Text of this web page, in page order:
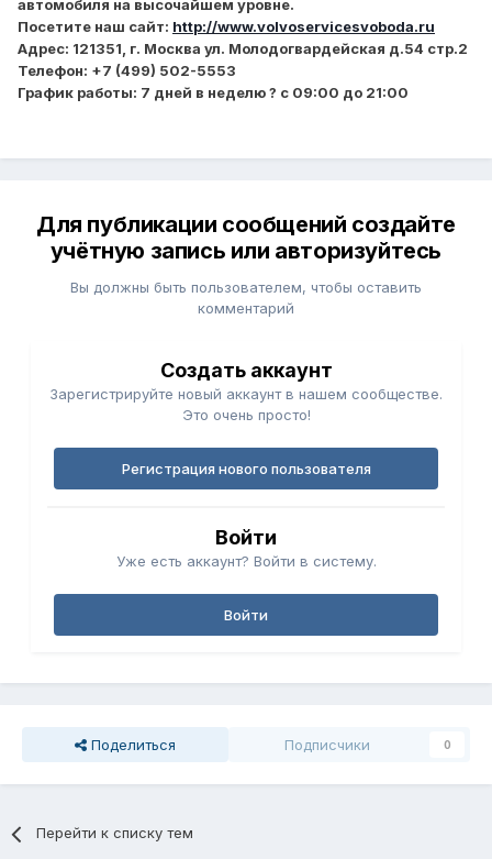
автомобиля на высочайшем уровне.
Посетите наш сайт: http://www.volvoservicesvoboda.ru
Адрес: 121351, г. Москва ул. Молодогвардейская д.54 стр.2
Телефон: +7 (499) 502-5553
График работы: 7 дней в неделю ? с 09:00 до 21:00
Для публикации сообщений создайте
учётную запись или авторизуйтесь
Вы должны быть пользователем, чтобы оставить
комментарий
Создать аккаунт
Зарегистрируйте новый аккаунт в нашем сообществе.
Это очень просто!
Регистрация нового пользователя
Войти
Уже есть аккаунт? Войти в систему.
Войти
Поделиться Подписчики 0
Перейти к списку тем